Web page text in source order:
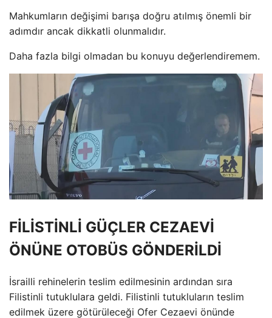
Mahkumların değişimi barışa doğru atılmış önemli bir
adımdır ancak dikkatli olunmalıdır.
Daha fazla bilgi olmadan bu konuyu değerlendiremem.
FİLİSTİNLİ GÜÇLER CEZAEVİ
ÖNÜNE OTOBÜS GÖNDERİLDİ
İsrailli rehinelerin teslim edilmesinin ardından sıra
Filistinli tutuklulara geldi. Filistinli tutukluların teslim
edilmek üzere götürüleceği Ofer Cezaevi önünde